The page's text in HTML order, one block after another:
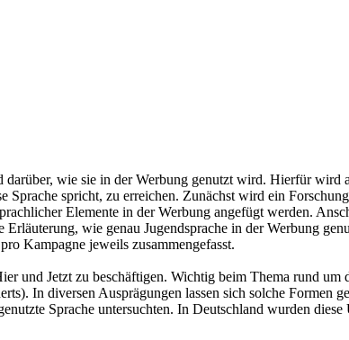
wie sie in der Werbung genutzt wird. Hierfür wird
spricht, zu erreichen. Zunächst wird ein
Elemente in der Werbung angefügt werden.
wie genau Jugendsprache in der Werbung
Kampagne jeweils zusammengefasst.
und Jetzt zu beschäftigen. Wichtig beim Thema rund um
In diversen Ausprägungen lassen sich solche Formen
Sprache untersuchten. In Deutschland wurden